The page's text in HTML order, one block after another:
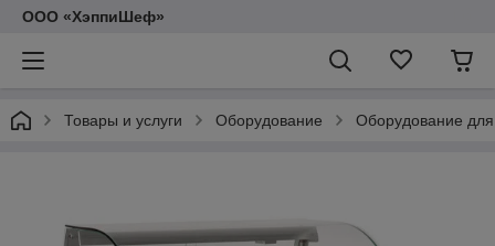
ООО «ХэппиШеф»
Товары и услуги Оборудование Оборудование